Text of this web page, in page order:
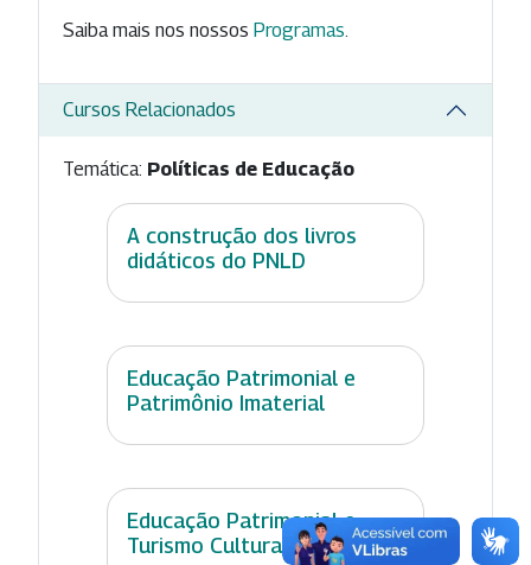
Saiba mais nos nossos Programas.
Cursos Relacionados
Temática: Políticas de Educação
A construção dos livros
didáticos do PNLD
Educação Patrimonial e
Patrimônio Imaterial
Educação Patrimonial e
Turismo Cultural